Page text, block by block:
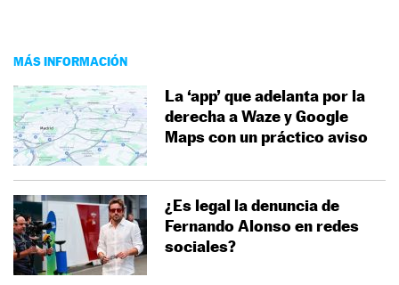
MÁS INFORMACIÓN
La ‘app’ que adelanta por la
derecha a Waze y Google
Maps con un práctico aviso
¿Es legal la denuncia de
Fernando Alonso en redes
sociales?